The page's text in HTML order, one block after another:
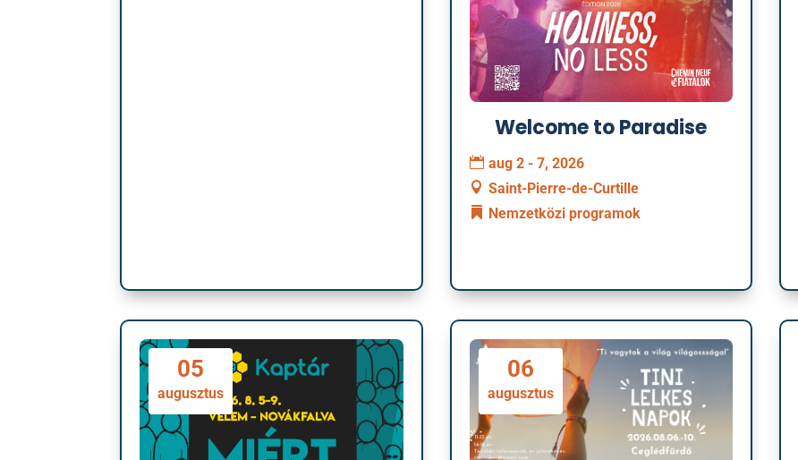
Welcome to Paradise
aug 2 - 7, 2026
Saint-Pierre-de-Curtille
Nemzetközi programok
05
augusztus
06
augusztus